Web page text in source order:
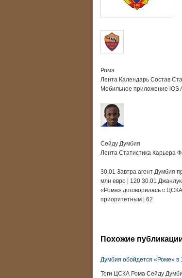
Рома
Лента Календарь Состав
Мобильное приложение iOS
Сейду Думбия
Лента Статистика Карьера
30.01 Завтра агент Думбия
млн евро | 120 30.01
«Рома» договорилась с
приоритетным | 62
Похожие
Думбия обойдется «Роме» в
Теги ЦСКА Рома Сейду